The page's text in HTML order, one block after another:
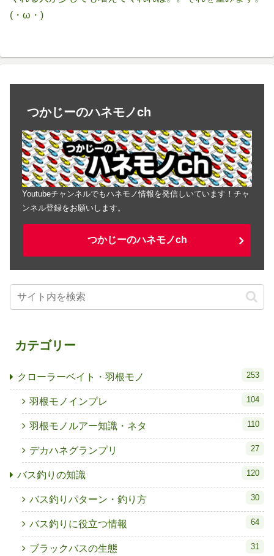
(・ω・)
つかじーのハネモノch
Youtubeチャンネルでもハネモノ情報を発信しいています！チャ
ンネル登録をお願いします。
つかじーのハネモノch
カテゴリー
クローラーベイト・羽根モノ 253
羽根モノインプレ 104
羽根モノルアー知識・ネタ 110
デカハネグランプリ 27
バス釣りの知識 120
バス釣りパターン・釣り方 30
バス釣りに役立つ情報 64
ブラックバスの生態 31